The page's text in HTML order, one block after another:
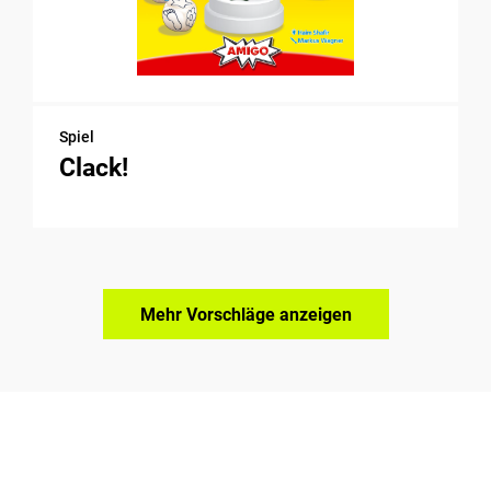
Spiel
Clack!
Mehr Vorschläge anzeigen